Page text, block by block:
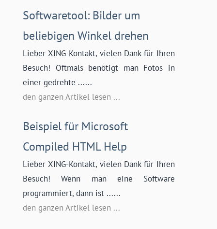
Softwaretool: Bilder um
beliebigen Winkel drehen
Lieber XING-Kontakt, vielen Dank für Ihren
Besuch! Oftmals benötigt man Fotos in
einer gedrehte ......
den ganzen Artikel lesen ...
Beispiel für Microsoft
Compiled HTML Help
Lieber XING-Kontakt, vielen Dank für Ihren
Besuch! Wenn man eine Software
programmiert, dann ist ......
den ganzen Artikel lesen ...